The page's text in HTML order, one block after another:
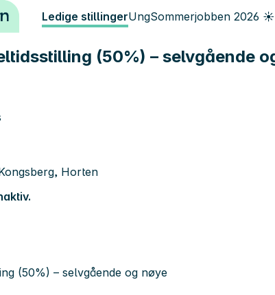
Ledige stillingerUngSommerjobben 2026 ☀️
(50%) – selvgående
Horten
(50%) – selvgående og nøye